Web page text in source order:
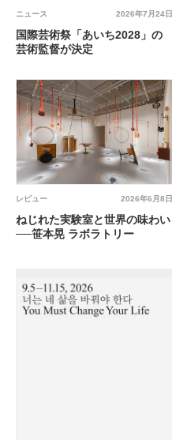
2026年7月24日
ニュース
国際芸術祭「あいち2028」の
芸術監督が決定
2026年6月8日
レビュー
ねじれた実験室と世界の味わい
──笹本晃 ラボラトリー